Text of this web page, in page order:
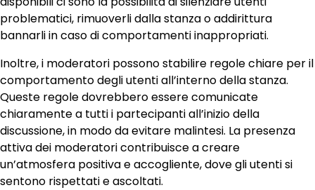
problematici, rimuoverli dalla stanza o addirittura
bannarli in caso di comportamenti inappropriati.
Inoltre, i moderatori possono stabilire regole chiare per il
comportamento degli utenti all’interno della stanza.
Queste regole dovrebbero essere comunicate
chiaramente a tutti i partecipanti all’inizio della
discussione, in modo da evitare malintesi. La presenza
attiva dei moderatori contribuisce a creare
un’atmosfera positiva e accogliente, dove gli utenti si
sentono rispettati e ascoltati.